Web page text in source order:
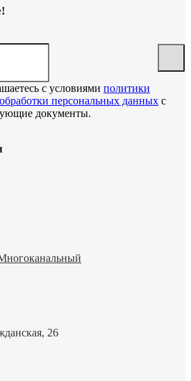
с условиями политики
обработки персональных данных с
документы.
26